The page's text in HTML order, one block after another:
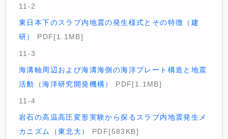
11-2
東日本下のスラブ内地震の発生様式とその特徴（建
研）
PDF[1.1MB]
11-3
海溝軸周辺および海溝海側の海洋プレート構造と地震
活動（海洋研究開発機構）
PDF[1.1MB]
11-4
岩石の高温高圧変形実験から探るスラブ内地震発生メ
カニズム（東北大）
PDF[583KB]